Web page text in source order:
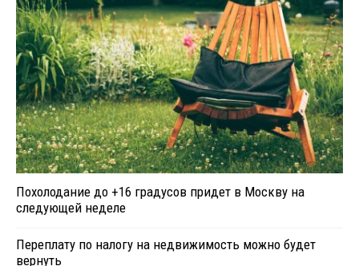
Похолодание до +16 градусов придет в Москву на
следующей неделе
Переплату по налогу на недвижимость можно будет
вернуть